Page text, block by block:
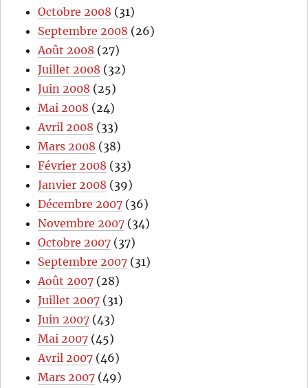
Octobre 2008 (31)
Septembre 2008 (26)
Août 2008 (27)
Juillet 2008 (32)
Juin 2008 (25)
Mai 2008 (24)
Avril 2008 (33)
Mars 2008 (38)
Février 2008 (33)
Janvier 2008 (39)
Décembre 2007 (36)
Novembre 2007 (34)
Octobre 2007 (37)
Septembre 2007 (31)
Août 2007 (28)
Juillet 2007 (31)
Juin 2007 (43)
Mai 2007 (45)
Avril 2007 (46)
Mars 2007 (49)